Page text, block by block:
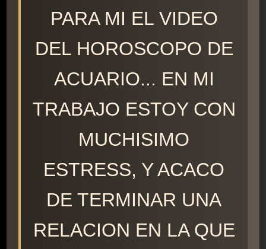
PARA MI EL VIDEO
DEL HOROSCOPO DE
ACUARIO... EN MI
TRABAJO ESTOY CON
MUCHISIMO
ESTRESS, Y ACACO
DE TERMINAR UNA
RELACION EN LA QUE